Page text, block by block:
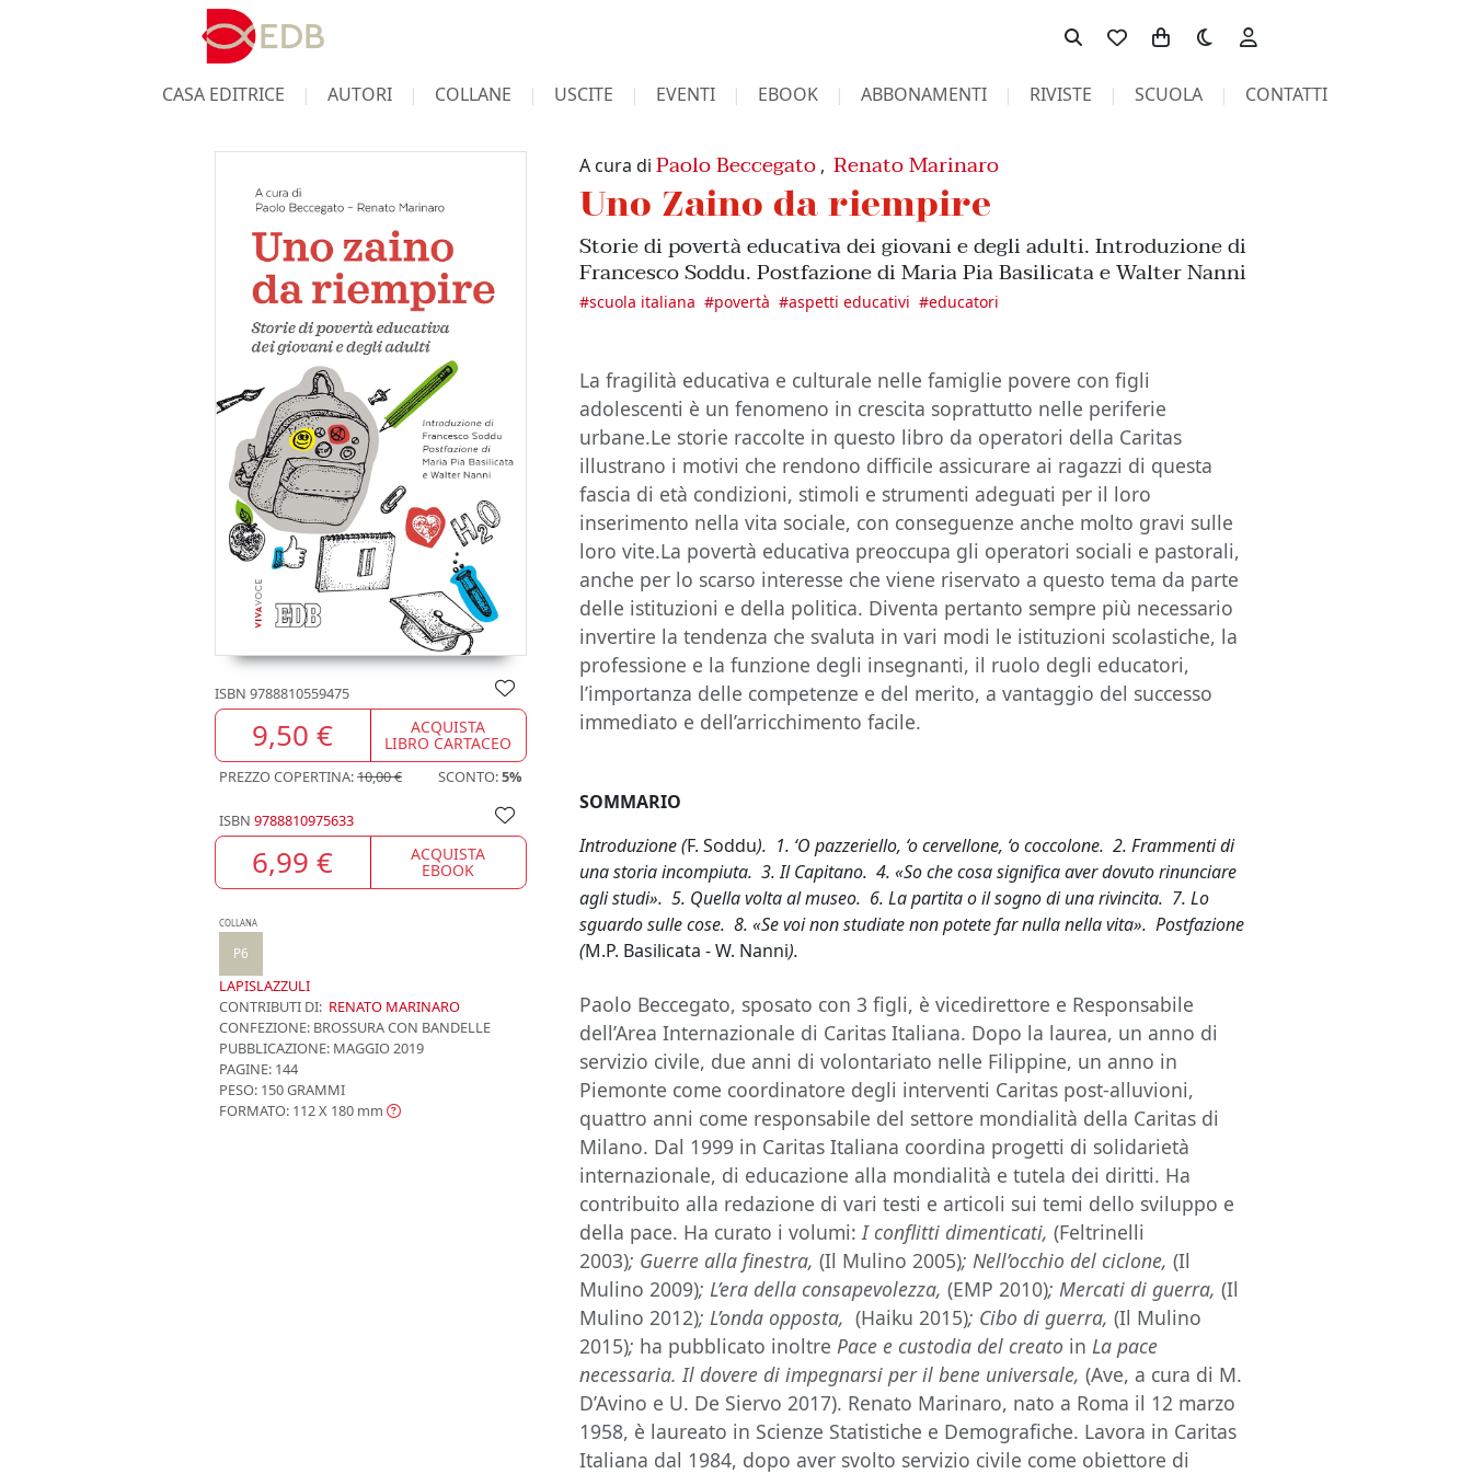
Toggle theme
CASA EDITRICE AUTORI COLLANE USCITE EVENTI EBOOK ABBONAMENTI RIVISTE SCUOLA CONTATTI
ISBN 9788810559475
9,50 € ACQUISTA
LIBRO CARTACEO
PREZZO COPERTINA:10,00 € SCONTO:5%
ISBN 9788810975633
6,99 € ACQUISTA
EBOOK
COLLANA
P6
LAPISLAZZULI
CONTRIBUTI DI: RENATO MARINARO
CONFEZIONE: BROSSURA CON BANDELLE
PUBBLICAZIONE: MAGGIO 2019
PAGINE: 144
PESO: 150 GRAMMI
FORMATO: 112 X 180 mm
A cura diPaolo Beccegato ,Renato Marinaro
Uno Zaino da riempire
Storie di povertà educativa dei giovani e degli adulti. Introduzione di
Francesco Soddu. Postfazione di Maria Pia Basilicata e Walter Nanni
#scuola italiana #povertà #aspetti educativi #educatori
La fragilità educativa e culturale nelle famiglie povere con figli
adolescenti è un fenomeno in crescita soprattutto nelle periferie
urbane.Le storie raccolte in questo libro da operatori della Caritas
illustrano i motivi che rendono difficile assicurare ai ragazzi di questa
fascia di età condizioni, stimoli e strumenti adeguati per il loro
inserimento nella vita sociale, con conseguenze anche molto gravi sulle
loro vite.La povertà educativa preoccupa gli operatori sociali e pastorali,
anche per lo scarso interesse che viene riservato a questo tema da parte
delle istituzioni e della politica. Diventa pertanto sempre più necessario
invertire la tendenza che svaluta in vari modi le istituzioni scolastiche, la
professione e la funzione degli insegnanti, il ruolo degli educatori,
l’importanza delle competenze e del merito, a vantaggio del successo
immediato e dell’arricchimento facile.
SOMMARIO
Introduzione (F. Soddu). 1. ‘O pazzeriello, ‘o cervellone, ‘o coccolone. 2. Frammenti di
una storia incompiuta. 3. Il Capitano. 4. «So che cosa significa aver dovuto rinunciare
agli studi». 5. Quella volta al museo. 6. La partita o il sogno di una rivincita. 7. Lo
sguardo sulle cose. 8. «Se voi non studiate non potete far nulla nella vita». Postfazione
(M.P. Basilicata - W. Nanni).
Paolo Beccegato, sposato con 3 figli, è vicedirettore e Responsabile
dell’Area Internazionale di Caritas Italiana. Dopo la laurea, un anno di
servizio civile, due anni di volontariato nelle Filippine, un anno in
Piemonte come coordinatore degli interventi Caritas post-alluvioni,
quattro anni come responsabile del settore mondialità della Caritas di
Milano. Dal 1999 in Caritas Italiana coordina progetti di solidarietà
internazionale, di educazione alla mondialità e tutela dei diritti. Ha
contribuito alla redazione di vari testi e articoli sui temi dello sviluppo e
della pace. Ha curato i volumi:I conflitti dimenticati,(Feltrinelli
2003); Guerre alla finestra,(Il Mulino 2005); Nell’occhio del ciclone,(Il
Mulino 2009);L’era della consapevolezza,(EMP 2010); Mercati di guerra,(Il
Mulino 2012); L’onda opposta,(Haiku 2015); Cibo di guerra,(Il Mulino
2015); ha pubblicato inoltre Pace e custodia del creato in La pace
necessaria. Il dovere di impegnarsi per il bene universale,(Ave, a cura di M.
D’Avino e U. De Siervo 2017). Renato Marinaro, nato a Roma il 12 marzo
1958, è laureato in Scienze Statistiche e Demografiche. Lavora in Caritas
Italiana dal 1984, dopo aver svolto servizio civile come obiettore di